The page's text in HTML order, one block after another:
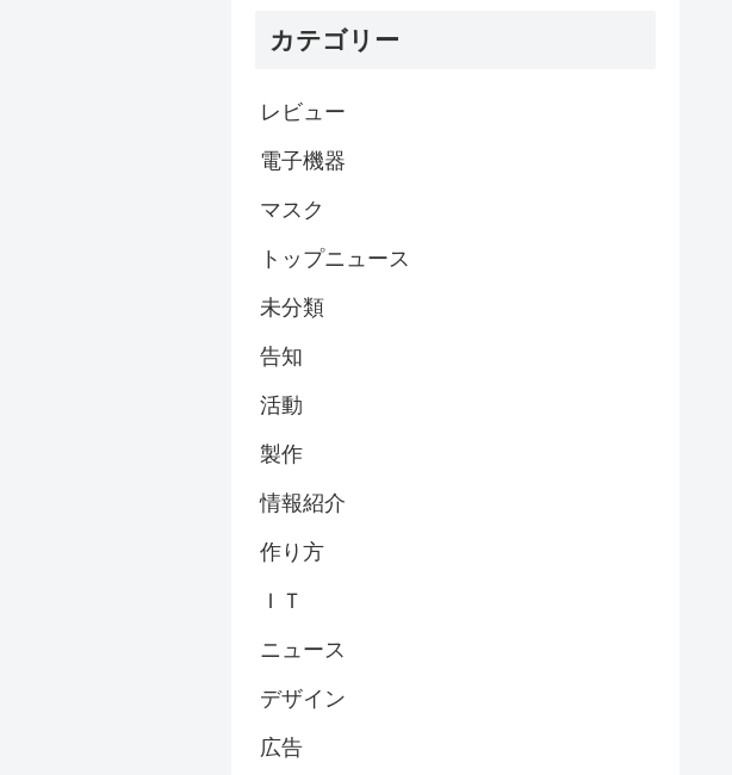
カテゴリー
レビュー
電子機器
マスク
トップニュース
未分類
告知
活動
製作
情報紹介
作り方
ＩＴ
ニュース
デザイン
広告